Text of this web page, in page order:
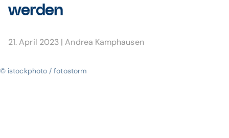
werden
21. April 2023 |Andrea Kamphausen
© istockphoto / fotostorm